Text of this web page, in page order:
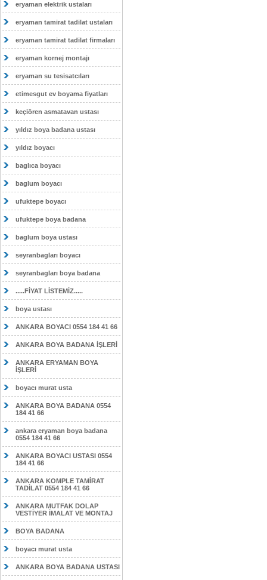
eryaman elektrik ustaları
eryaman tamirat tadilat ustaları
eryaman tamirat tadilat firmaları
eryaman kornej montajı
eryaman su tesisatcıları
etimesgut ev boyama fiyatları
keçiören asmatavan ustası
yıldız boya badana ustası
yıldız boyacı
baglıca boyacı
baglum boyacı
ufuktepe boyacı
ufuktepe boya badana
baglum boya ustası
seyranbagları boyacı
seyranbagları boya badana
.....FİYAT LİSTEMİZ.....
boya ustası
ANKARA BOYACI 0554 184 41 66
ANKARA BOYA BADANA İŞLERİ
ANKARA ERYAMAN BOYA
İŞLERİ
boyacı murat usta
ANKARA BOYA BADANA 0554
184 41 66
ankara eryaman boya badana
0554 184 41 66
ANKARA BOYACI USTASI 0554
184 41 66
ANKARA KOMPLE TAMİRAT
TADİLAT 0554 184 41 66
ANKARA MUTFAK DOLAP
VESTİYER İMALAT VE MONTAJ
BOYA BADANA
boyacı murat usta
ANKARA BOYA BADANA USTASI